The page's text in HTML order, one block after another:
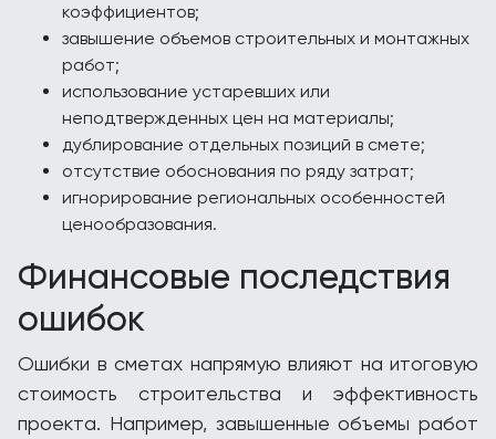
коэффициентов;
завышение объемов строительных и монтажных
работ;
использование устаревших или
неподтвержденных цен на материалы;
дублирование отдельных позиций в смете;
отсутствие обоснования по ряду затрат;
игнорирование региональных особенностей
ценообразования.
Финансовые последствия
ошибок
Ошибки в сметах напрямую влияют на итоговую
стоимость строительства и эффективность
проекта. Например, завышенные объемы работ